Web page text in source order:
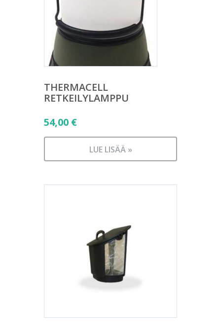
THERMACELL
RETKEILYLAMPPU
54,00 €
LUE LISÄÄ »